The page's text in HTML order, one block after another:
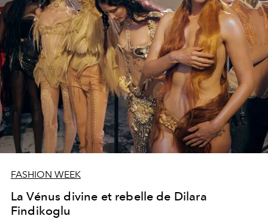
FASHION WEEK
La Vénus divine et rebelle de Dilara
Findikoglu